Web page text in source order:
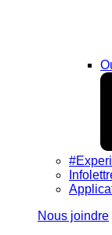
Nous joindre